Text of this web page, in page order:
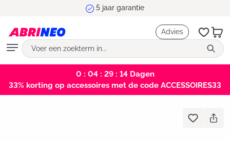
5 jaar garantie
Advies
0 : 04 : 29 : 14Dagen
33% korting op accessoires met de code ACCESSOIRES33